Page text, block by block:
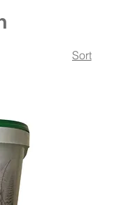
Sort